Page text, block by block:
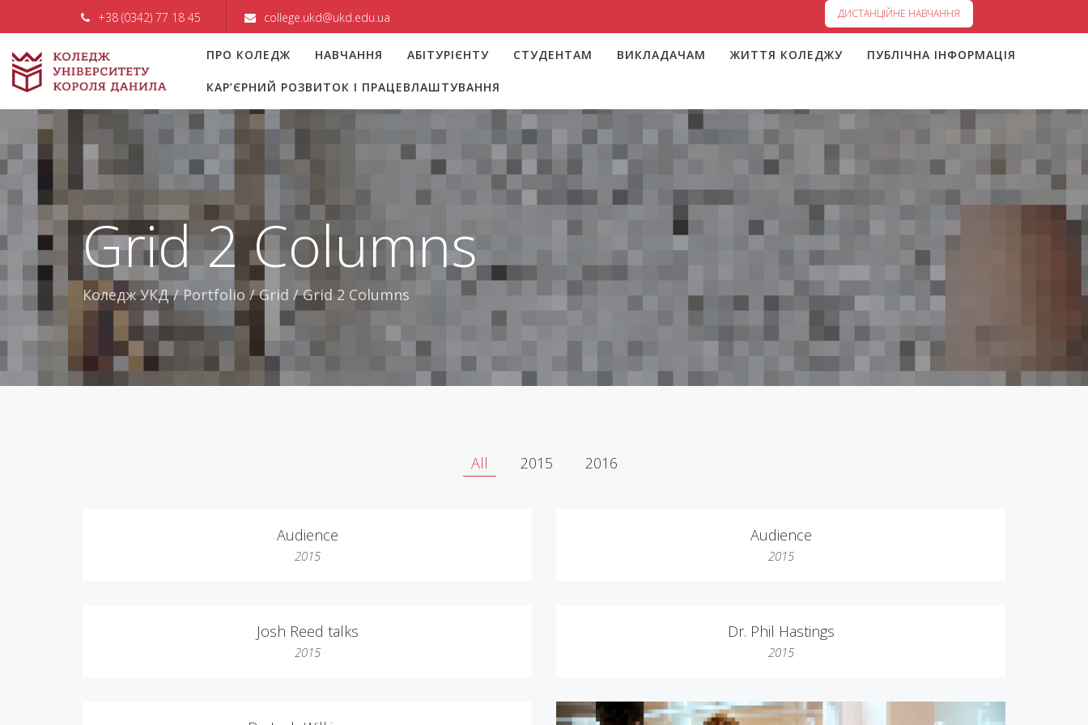
+38 (0342) 77 18 45 college.ukd@ukd.edu.ua ДИСТАНЦІЙНЕ НАВЧАННЯ
ПРО КОЛЕДЖ НАВЧАННЯ АБІТУРІЄНТУ СТУДЕНТАМ ВИКЛАДАЧАМ ЖИТТЯ КОЛЕДЖУ ПУБЛІЧНА ІНФОРМАЦІЯ
КАР’ЄРНИЙ РОЗВИТОК І ПРАЦЕВЛАШТУВАННЯ
Grid 2 Columns
Коледж УКД/Portfolio /Grid /Grid 2 Columns
All 2015 2016
Audience
2015
Audience
2015
Josh Reed talks
2015
Dr. Phil Hastings
2015